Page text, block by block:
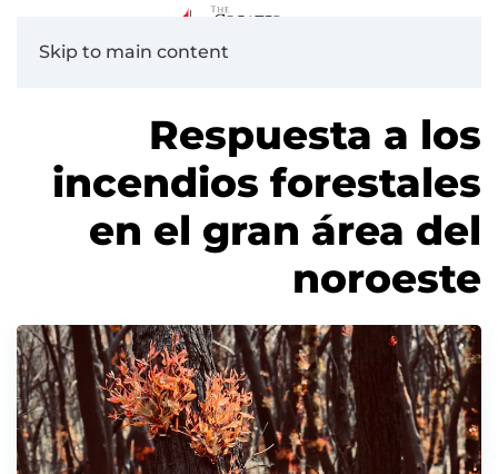
Skip to main content
Respuesta a los
incendios forestales
en el gran área del
noroeste